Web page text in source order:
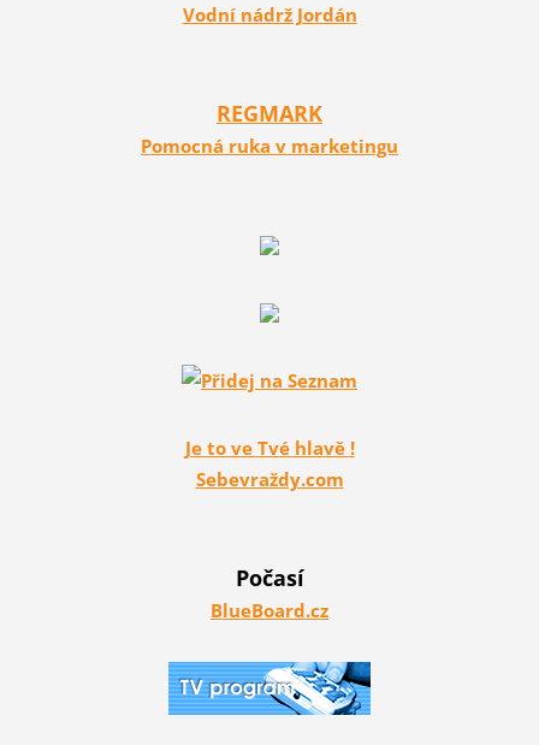
Vodní nádrž Jordán
REGMARK
Pomocná ruka v marketingu
Je to ve Tvé hlavě !
Sebevraždy.com
Počasí
BlueBoard.cz